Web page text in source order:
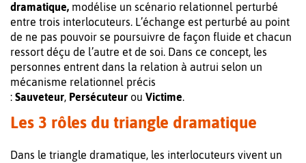
dramatique, modélise un scénario relationnel perturbé
entre trois interlocuteurs. L’échange est perturbé au point
de ne pas pouvoir se poursuivre de façon fluide et chacun
ressort déçu de l’autre et de soi. Dans ce concept, les
personnes entrent dans la relation à autrui selon un
mécanisme relationnel précis
: Sauveteur, Persécuteur ou Victime.
Les 3 rôles du triangle dramatique
Dans le triangle dramatique, les interlocuteurs vivent un